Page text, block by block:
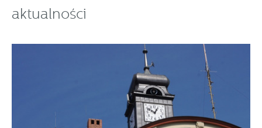
aktualności